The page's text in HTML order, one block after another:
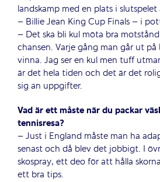
landskamp med en plats i
– Billie Jean King Cup Finals – i
– Det ska bli kul möta bra
chansen. Varje gång man går ut på
vinna. Jag ser en kul men tuff
är det hela tiden och det är det
sig an uppgifter.
Vad är ett måste när du packar
tennisresa?
– Just i England måste man ha
senast och då blev det jobbigt. I
skospray, ett deo för att hålla
ett bra tips.